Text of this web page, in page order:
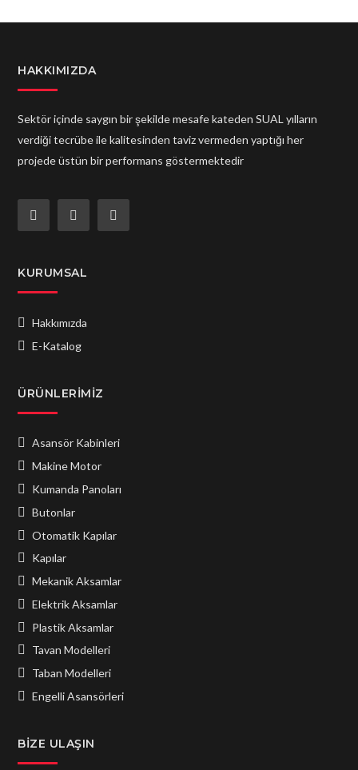
HAKKIMIZDA
Sektör içinde saygın bir şekilde mesafe kateden SUAL yılların
verdiği tecrübe ile kalitesinden taviz vermeden yaptığı her
projede üstün bir performans göstermektedir
KURUMSAL
Hakkımızda
E-Katalog
ÜRÜNLERIMIZ
Asansör Kabinleri
Makine Motor
Kumanda Panoları
Butonlar
Otomatik Kapılar
Kapılar
Mekanik Aksamlar
Elektrik Aksamlar
Plastik Aksamlar
Tavan Modelleri
Taban Modelleri
Engelli Asansörleri
BIZE ULAŞIN